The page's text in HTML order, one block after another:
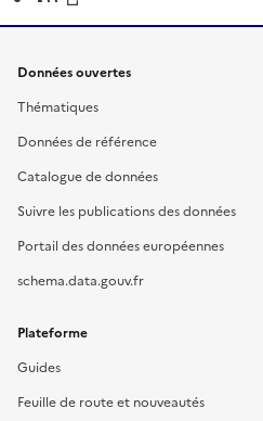
Données ouvertes
Thématiques
Données de référence
Catalogue de données
Suivre les publications des données
Portail des données européennes
schema.data.gouv.fr
Plateforme
Guides
Feuille de route et nouveautés